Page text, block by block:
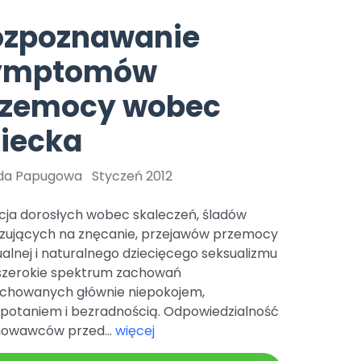
Pomoc
Nowości
Polecamy
czerwca 2024 r. uzyskała
Online.
Pomoc zwierzętom
Książka (dla) Przedszkolaka
Promowanie czytelnictwa
TikTok
Zobacz nas na TikToku
YouTube
Filmy edukacyjne
wobec
Papugowa Styczeń 2012
dorosłych wobec skaleczeń, śladów
na znęcanie, przejawów przemocy
i naturalnego dziecięcego seksualizmu
spektrum zachowań
głównie niepokojem,
i bezradnością. Odpowiedzialność
przed... więcej